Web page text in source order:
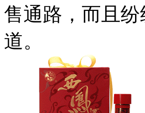
售通路，而且
道。